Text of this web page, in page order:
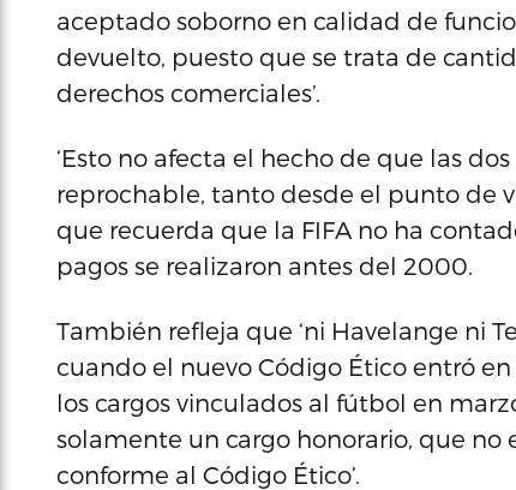
aceptado soborno en calidad de
devuelto, puesto que se trata de
derechos comerciales’.
‘Esto no afecta el hecho de que las
reprochable, tanto desde el punto de
que recuerda que la FIFA no ha
pagos se realizaron antes del 2000.
También refleja que ‘ni Havelange ni
cuando el nuevo Código Ético entró
los cargos vinculados al fútbol en
solamente un cargo honorario, que no
conforme al Código Ético’.